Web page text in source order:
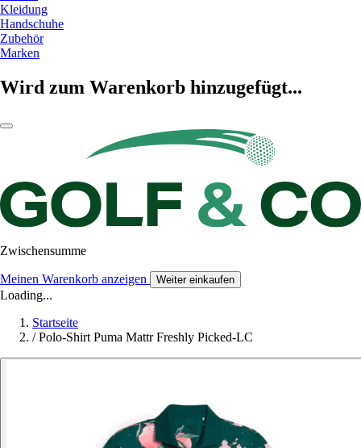
Kleidung
Handschuhe
Zubehör
Marken
Wird zum Warenkorb hinzugefügt...
Zwischensumme
Meinen Warenkorb anzeigen Weiter einkaufen
Loading...
Startseite
/ Polo-Shirt Puma Mattr Freshly Picked-LC